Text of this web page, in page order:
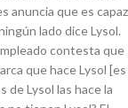
anuncia que es capaz
lado diceLysol.
contesta que
que hace Lysol [es
de Lysol las hace la